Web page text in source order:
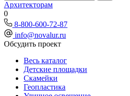
Архитекторам
0
8-800-600-72-87
info@novalur.ru
Обсудить проект
Весь каталог
Детские площадки
Скамейки
Геопластика